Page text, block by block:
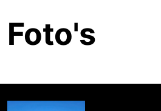
Foto's